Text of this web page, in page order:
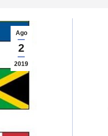
Ago
2
2019